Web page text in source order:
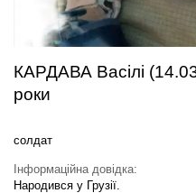
КАРДАВА Васілі
роки
солдат
Інформаційна довідка:
Народився у Грузії.